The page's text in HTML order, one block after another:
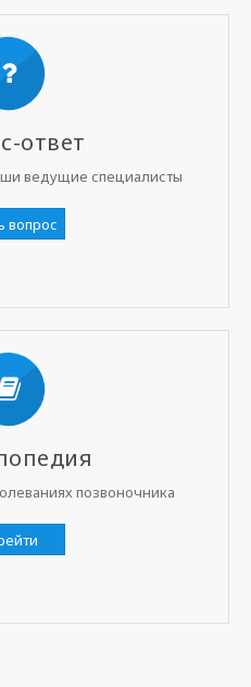
ответ
ведущие специалисты
вопрос
позвоночника